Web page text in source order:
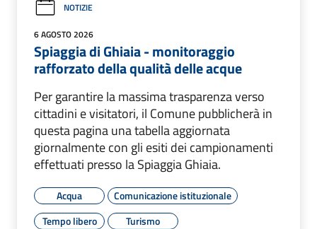
NOTIZIE
6 AGOSTO 2026
Spiaggia di Ghiaia - monitoraggio
rafforzato della qualità delle acque
Per garantire la massima trasparenza verso
cittadini e visitatori, il Comune pubblicherà in
questa pagina una tabella aggiornata
giornalmente con gli esiti dei campionamenti
effettuati presso la Spiaggia Ghiaia.
Acqua
Comunicazione istituzionale
Tempo libero
Turismo